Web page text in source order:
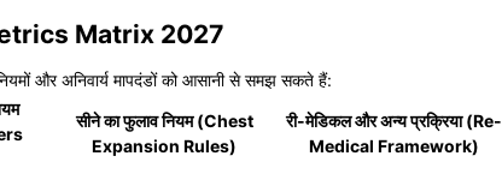
Matrix 2027
और अनिवार्य मापदंडों को आसानी से समझ सकते हैं:
सीने का फुलाव नियम (Chest
Expansion Rules)
री-मेडिकल और अन्य प्रक्रिया (Re-
Medical Framework)